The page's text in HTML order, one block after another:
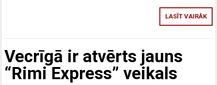
LASĪT VAIRĀK
Vecrīgā ir atvērts jauns
“Rimi Express” veikals